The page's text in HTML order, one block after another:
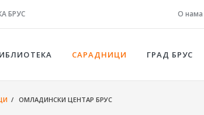
БРУС О нама
САРАДНИЦИ ГРАД БРУС
/ ОМЛАДИНСКИ ЦЕНТАР БРУС